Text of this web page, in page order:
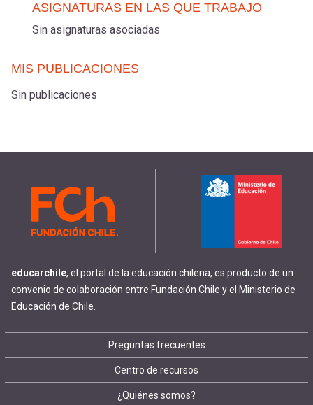
ASIGNATURAS EN LAS QUE TRABAJO
Sin asignaturas asociadas
MIS PUBLICACIONES
Sin publicaciones
educarchile, el portal de la educación chilena, es producto de un
convenio de colaboración entre Fundación Chile y el Ministerio de
Educación de Chile.
Footer
menu
Preguntas frecuentes
Centro de recursos
¿Quiénes somos?